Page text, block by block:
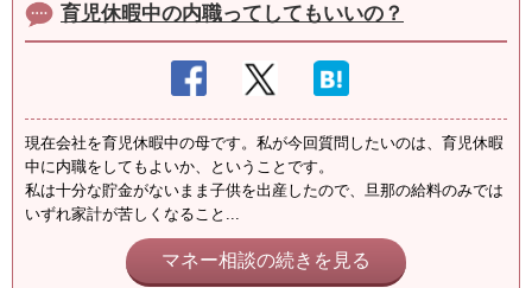
育児休暇中の内職ってしてもいいの？
現在会社を育児休暇中の母です。私が今回質問したいのは、育児休暇
中に内職をしてもよいか、ということです。
私は十分な貯金がないまま子供を出産したので、旦那の給料のみでは
いずれ家計が苦しくなること...
マネー相談の続きを見る